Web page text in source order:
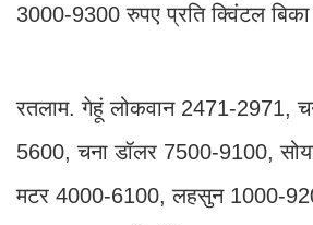
3000-9300 रुपए प्रति क्विंटल
रतलाम. गेहूं लोकवान 2471-2971,
5600, चना डॉलर 7500-9100,
मटर 4000-6100, लहसुन 1000-